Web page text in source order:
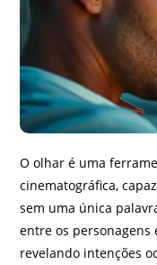
O olhar é uma
cinematográfica,
sem uma única
entre os personagens
revelando intenções